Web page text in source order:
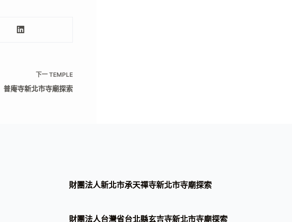
下一 TEMPLE
普庵寺新北市寺廟探索
財團法人新北市承天禪寺新北市寺廟探索
財團法人台灣省台北縣玄吉寺新北市寺廟探索